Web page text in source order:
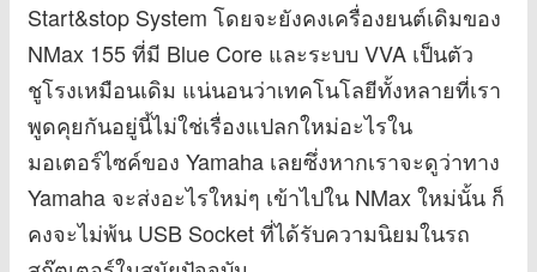
Start&stop System โดยจะยังคงเครื่องยนต์เดิมของ
NMax 155 ที่มี Blue Core และระบบ VVA เป็นตัว
ชูโรงเหมือนเดิม แน่นอนว่าเทคโนโลยีทั้งหลายที่เรา
พูดคุยกันอยู่นี้ไม่ใช่เรื่องแปลกใหม่อะไรใน
มอเตอร์ไซค์ของ Yamaha เลยซึ่งหากเราจะดูว่าทาง
Yamaha จะส่งอะไรใหม่ๆ เข้าไปใน NMax ใหม่นั้น ก็
คงจะไม่พ้น USB Socket ที่ได้รับความนิยมในรถ